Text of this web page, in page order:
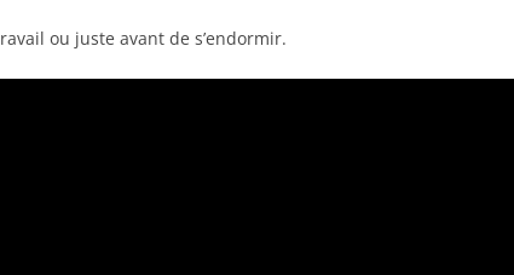
erou juste avant de s’endormir.